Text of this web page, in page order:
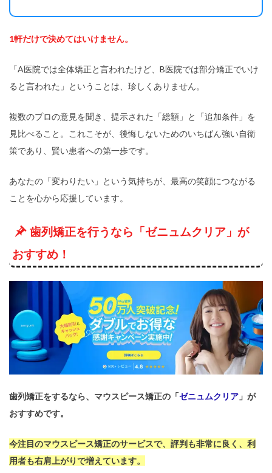
1軒だけで決めてはいけません。
「A医院では全体矯正と言われたけど、B医院では部分矯正でいけ
ると言われた」ということは、珍しくありません。
複数のプロの意見を聞き、提示された「総額」と「追加条件」を
見比べること。これこそが、後悔しないためのいちばん強い自衛
策であり、賢い患者への第一歩です。
あなたの「変わりたい」という気持ちが、最高の笑顔につながる
ことを心から応援しています。
歯列矯正を行うなら「ゼニュムクリア」が
おすすめ！
歯列矯正をするなら、マウスピース矯正の「ゼニュムクリア 」が
おすすめです。
今注目のマウスピース矯正のサービスで、評判も非常に良く、利
用者も右肩上がりで増えています。